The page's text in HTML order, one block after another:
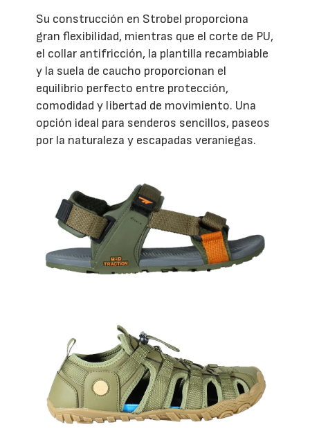
Su construcción en Strobel proporciona
gran flexibilidad, mientras que el corte de PU,
el collar antifricción, la plantilla recambiable
y la suela de caucho proporcionan el
equilibrio perfecto entre protección,
comodidad y libertad de movimiento. Una
opción ideal para senderos sencillos, paseos
por la naturaleza y escapadas veraniegas.